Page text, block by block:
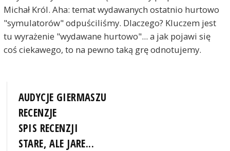
Michał Król. Aha: temat wydawanych ostatnio hurtowo
"symulatorów" odpuściliśmy. Dlaczego? Kluczem jest
tu wyrażenie "wydawane hurtowo"... a jak pojawi się
coś ciekawego, to na pewno taką grę odnotujemy.
AUDYCJE GIERMASZU
RECENZJE
SPIS RECENZJI
STARE, ALE JARE...